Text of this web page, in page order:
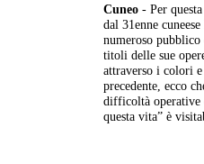
Cuneo - Per
dal 31enne
numeroso
titoli delle sue
attraverso i colori
precedente, ecco
difficoltà operative
questa vita” è